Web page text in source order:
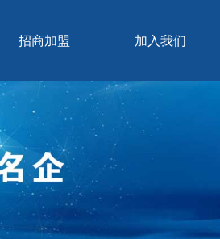
招商加盟 加入我们